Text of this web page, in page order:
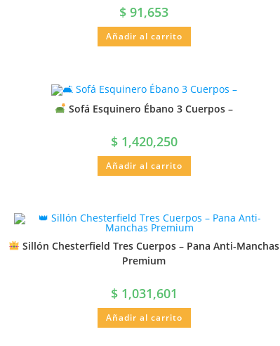
$ 91,653
Añadir al carrito
Sofá Esquinero Ébano 3 Cuerpos –
$1,420,250
Añadir al carrito
Sillón Chesterfield Tres Cuerpos – Pana Anti-Manchas
Premium
$1,031,601
Añadir al carrito